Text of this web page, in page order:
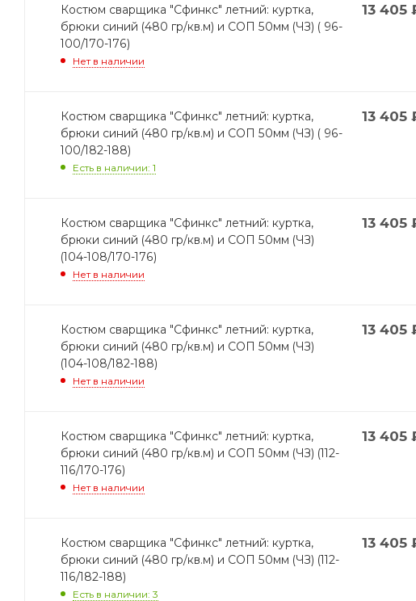
Костюм сварщика "Сфинкс" летний: куртка,
брюки синий (480 гр/кв.м) и СОП 50мм (ЧЗ) ( 96-
100/170-176)
Нет в наличии
13 405
Костюм сварщика "Сфинкс" летний: куртка,
брюки синий (480 гр/кв.м) и СОП 50мм (ЧЗ) ( 96-
100/182-188)
Есть в наличии: 1
13 405
Костюм сварщика "Сфинкс" летний: куртка,
брюки синий (480 гр/кв.м) и СОП 50мм (ЧЗ)
(104-108/170-176)
Нет в наличии
13 405
Костюм сварщика "Сфинкс" летний: куртка,
брюки синий (480 гр/кв.м) и СОП 50мм (ЧЗ)
(104-108/182-188)
Нет в наличии
13 405
Костюм сварщика "Сфинкс" летний: куртка,
брюки синий (480 гр/кв.м) и СОП 50мм (ЧЗ) (112-
116/170-176)
Нет в наличии
13 405
Костюм сварщика "Сфинкс" летний: куртка,
брюки синий (480 гр/кв.м) и СОП 50мм (ЧЗ) (112-
116/182-188)
Есть в наличии: 3
13 405